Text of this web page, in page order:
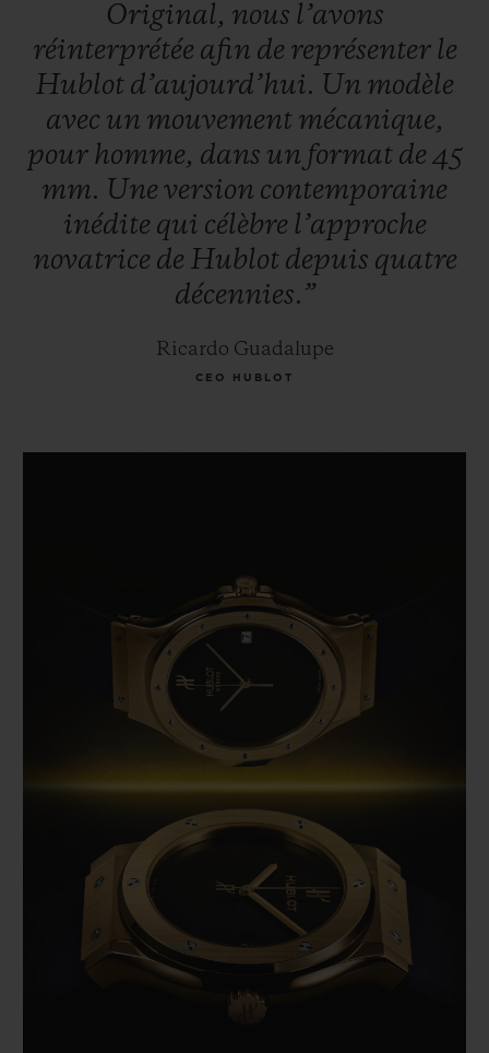
Original, nous l’avons
réinterprétée afin de représenter le
Hublot d’aujourd’hui. Un modèle
avec un mouvement mécanique,
pour homme, dans un format de 45
mm. Une version contemporaine
inédite qui célèbre l’approche
novatrice de Hublot depuis quatre
décennies.”
Ricardo Guadalupe
CEO HUBLOT